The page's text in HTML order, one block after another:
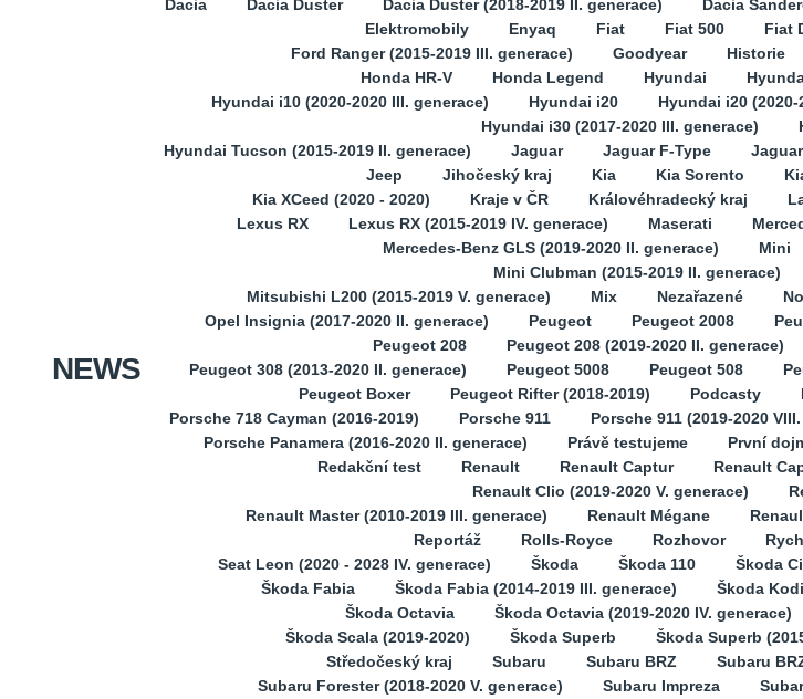
NEWS
Dacia
Dacia Duster Dacia Duster (2018-2019 II. generace) Dacia
Elektromobily
Enyaq Fiat Fiat 500 Fiat
Ford Ranger (2015-2019 III. generace)
Goodyear Historie
Honda HR-V
Honda Legend Hyundai
Hyundai i10 (2020-2020 III. generace)
Hyundai i20 Hyundai i20
Hyundai i30 (2017-2020 III. generace)
Hyundai Tucson (2015-2019 II. generace)
Jaguar Jaguar F-Type
Jeep
Jihočeský kraj Kia Kia Sorento
Kia XCeed (2020 - 2020)
Kraje v ČR Královéhradecký kraj
Lexus RX
Lexus RX (2015-2019 IV. generace) Maserati
Mercedes-Benz GLS (2019-2020 II. generace)
Mini
Mini Clubman (2015-2019 II. generace)
Mitsubishi L200 (2015-2019 V. generace)
Mix Nezařazené
Opel Insignia (2017-2020 II. generace)
Peugeot Peugeot 2008
Peugeot 208
Peugeot 208 (2019-2020 II. generace)
Peugeot 308 (2013-2020 II. generace)
Peugeot 5008 Peugeot 508
Peugeot Boxer
Peugeot Rifter (2018-2019) Podcasty
Porsche 718 Cayman (2016-2019)
Porsche 911 Porsche 911 (2019-2020
Porsche Panamera (2016-2020 II. generace)
Právě testujeme První
Redakční test
Renault Renault Captur Renault
Renault Clio (2019-2020 V. generace)
Renault Master (2010-2019 III. generace)
Renault Mégane
Reportáž
Rolls-Royce Rozhovor
Seat Leon (2020 - 2028 IV. generace)
Škoda Škoda 110 Škoda
Škoda Fabia
Škoda Fabia (2014-2019 III. generace) Škoda
Škoda Octavia
Škoda Octavia (2019-2020 IV. generace)
Škoda Scala (2019-2020)
Škoda Superb Škoda Superb
Středočeský kraj
Subaru Subaru BRZ Subaru
Subaru Forester (2018-2020 V. generace)
Subaru Impreza